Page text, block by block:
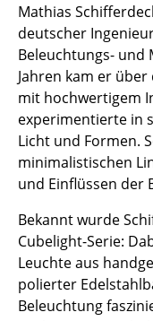
Sekretäre & PC-
Konferenztische
Stehtische &
Kindertische
Gartentische
Einzelteile
... alle Tische
Mathias
deutscher
Beleuchtungs- und
Jahren kam er
mit hochwertigem
experimentierte in
Licht und Formen.
minimalistischen
und Einflüssen der
Bekannt wurde
Cubelight-Serie:
Leuchte aus
polierter
Beleuchtung